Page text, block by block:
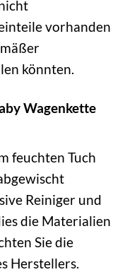
vorhanden
könnten.
Wagenkette
feuchten Tuch
Reiniger und
die Materialien
Sie die
Herstellers.